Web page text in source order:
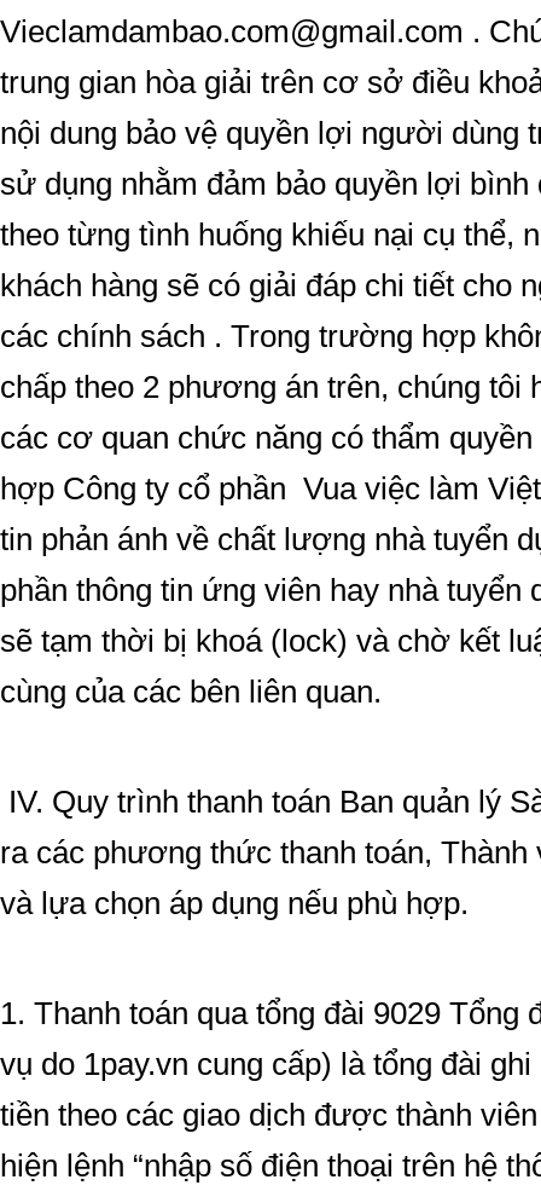
Vieclamdambao.com@gmail.com .
trung gian hòa giải trên cơ sở điều
nội dung bảo vệ quyền lợi người dùng
sử dụng nhằm đảm bảo quyền lợi bình
theo từng tình huống khiếu nại cụ thể,
khách hàng sẽ có giải đáp chi tiết cho
các chính sách . Trong trường hợp
chấp theo 2 phương án trên, chúng tôi
các cơ quan chức năng có thẩm
hợp Công ty cổ phần Vua việc làm
tin phản ánh về chất lượng nhà tuyển
phần thông tin ứng viên hay nhà tuyển
sẽ tạm thời bị khoá (lock) và chờ kết
cùng của các bên liên quan.
IV. Quy trình thanh toán Ban quản lý
ra các phương thức thanh toán, Thành
và lựa chọn áp dụng nếu phù hợp.
1. Thanh toán qua tổng đài 9029 Tổng
vụ do 1pay.vn cung cấp) là tổng đài
tiền theo các giao dịch được thành
hiện lệnh “nhập số điện thoại trên hệ